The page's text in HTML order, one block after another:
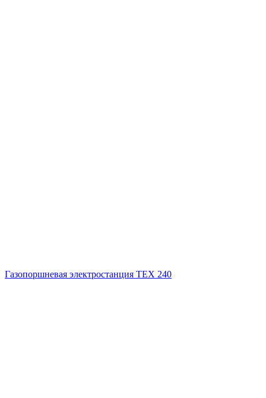
Газопоршневая электростанция ТЕХ 240